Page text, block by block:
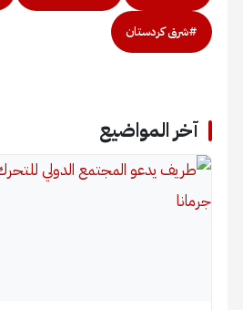
#شرق كردستان
آخر المواضيع